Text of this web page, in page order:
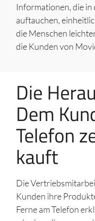
Informationen, die in
auftauchen,
die Menschen
die Kunden von
Die
Dem
Telefon
kauft
Die
Kunden ihre
Ferne am Telefon